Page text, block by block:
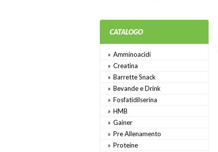
CATALOGO
Amminoacidi
Creatina
Barrette Snack
Bevande e Drink
Fosfatidilserina
HMB
Gainer
Pre Allenamento
Proteine